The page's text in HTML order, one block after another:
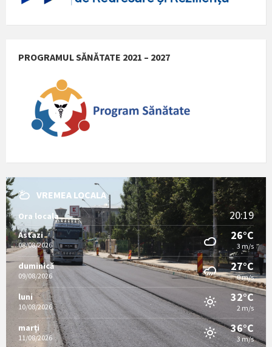
PROGRAMUL SĂNĂTATE 2021 – 2027
VREMEA LOCALA
Ora locala 20:19
Astazi
08/08/2026
26°C
3 m/s
duminică
09/08/2026
27°C
0 m/s
luni
10/08/2026
32°C
2 m/s
marți
11/08/2026
36°C
3 m/s